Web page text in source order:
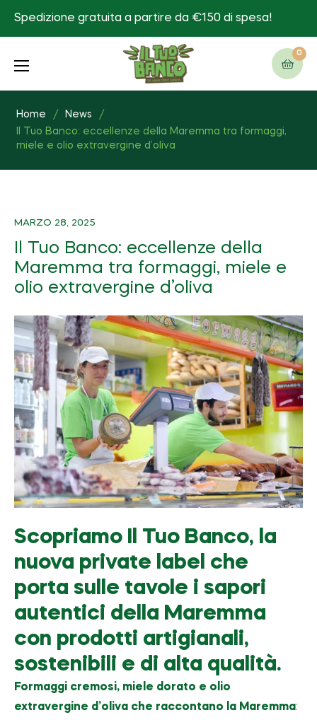
Spedizione gratuita a partire da €150 di spesa!
0
Home / News
/
Il Tuo Banco: eccellenze della Maremma tra formaggi,
miele e olio extravergine d’oliva
MARZO 28, 2025
Il Tuo Banco: eccellenze della
Maremma tra formaggi, miele e
olio extravergine d’oliva
Scopriamo Il Tuo Banco, la
nuova private label che
porta sulle tavole i sapori
autentici della Maremma
con prodotti artigianali,
sostenibili e di alta qualità.
Formaggi cremosi, miele dorato e olio
extravergine d’oliva che raccontano la Maremma: